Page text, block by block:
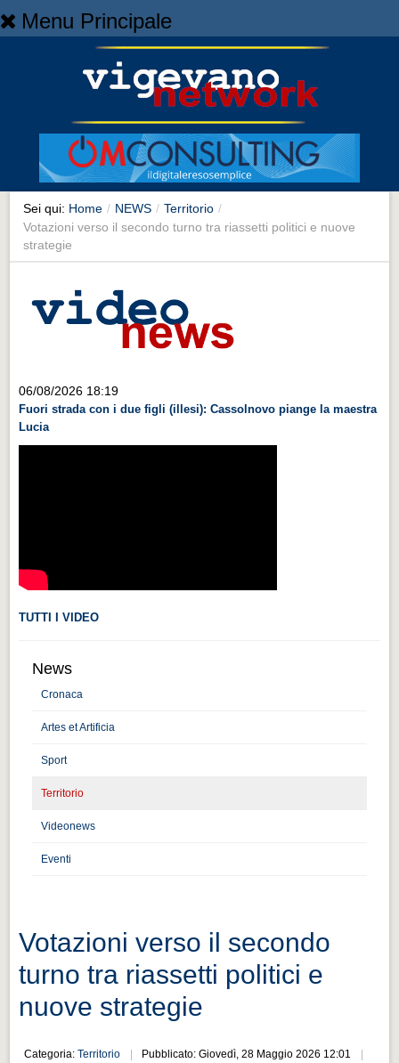
Menu Principale
NEWS
Cronaca
Cronaca
Artes et Artificia
Artes et Artificia
Sport
Territorio
Videonews
Videonews
CHI SIAMO
CITTÀ
Guida turistica rapida
Muoversi a Vigevano
Cultura e turismo 4.0
PROGETTI
Progetti Aperti
Progetti Aperti
Sei qui: Home / NEWS / Territorio /
Votazioni verso il secondo turno tra riassetti politici e nuove
strategie
06/08/2026 18:19
Fuori strada con i due figli (illesi): Cassolnovo piange la maestra
Lucia
TUTTI I VIDEO
News
Cronaca
Artes et Artificia
Sport
Territorio
Videonews
Eventi
Votazioni verso il secondo
turno tra riassetti politici e
nuove strategie
Categoria:Territorio
Pubblicato: Giovedì, 28 Maggio 2026 12:01